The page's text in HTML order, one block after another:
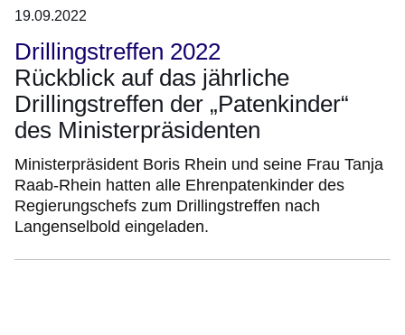
19.09.2022
Drillingstreffen 2022
Rückblick auf das jährliche
Drillingstreffen der „Patenkinder“
des Ministerpräsidenten
Ministerpräsident Boris Rhein und seine Frau Tanja
Raab-Rhein hatten alle Ehrenpatenkinder des
Regierungschefs zum Drillingstreffen nach
Langenselbold eingeladen.